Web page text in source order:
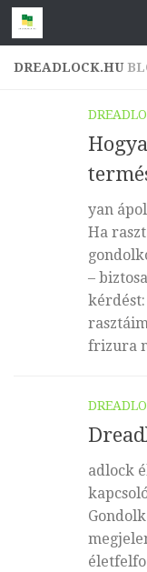
Skip to content
DREADLOCK.HU
yan
Ha
–
frizura
adlock